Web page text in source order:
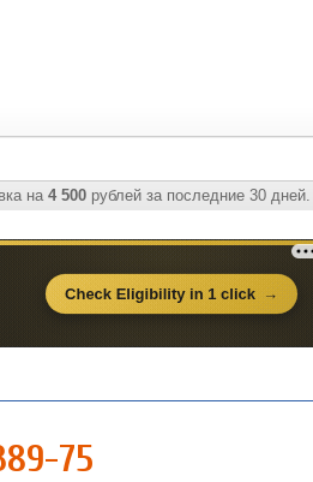
на 4 500рублей за последние 30 дней.
75